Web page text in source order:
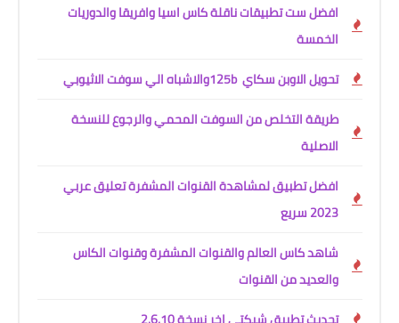
افضل ست تطبيقات ناقلة كاس اسيا وافريقا والدوريات
الخمسة
تحويل الاوبن سكاي 125b ‎والاشباه ‏الي ‏سوفت ‏الاثيوبي
طريقة التخلص من السوفت المحمي والرجوع للنسخة
الاصلية
افضل تطبيق لمشاهدة القنوات المشفرة تعليق عربي
2023 سريع
شاهد كاس العالم والقنوات المشفرة وقنوات الكاس
والعديد من القنوات